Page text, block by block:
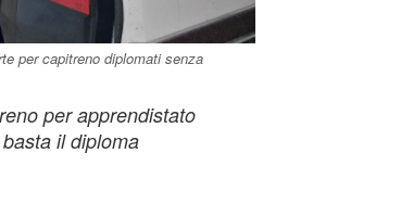
per capitreno diplomati senza
per apprendistato
il diploma